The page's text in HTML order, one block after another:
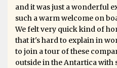
and it was just a wonderful
such a warm welcome on
We felt very quick kind of
that it's hard to explain in
to join a tour of these
outside in the Antartica with